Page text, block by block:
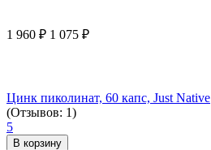
1 960 ₽ 1 075 ₽
Цинк пиколинат, 60 капс, Just Native
(Отзывов: 1)
5
В корзину